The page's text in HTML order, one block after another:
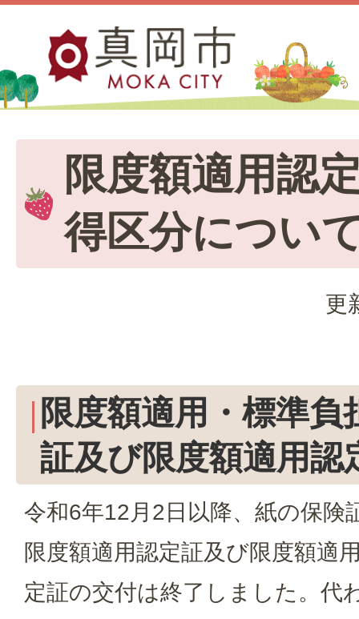
限度額適用認
得区分につい
更
限度額適用・標準負
証及び限度額適用認
令和6年12月2日以降、紙の保険
限度額適用認定証及び限度額適
定証の交付は終了しました。代